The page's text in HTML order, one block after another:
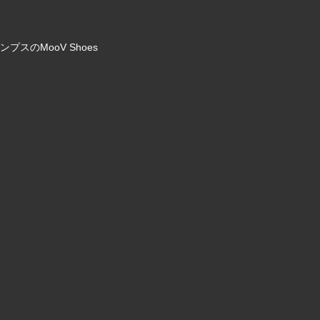
プスのMooV Shoes